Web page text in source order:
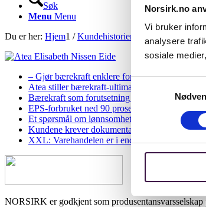
Norsirk.no
Vi bruker
analysere
sosiale
Samtykkevalg
Søk
Menu Menu
Du er her: Hjem1 / Kundehistorier Atea stiller
– Gjør bærekraft enklere for oss
Atea stiller bærekraft-ultimatum til leverandørene
Bærekraft som forutsetning for lønnsomhet hos
EPS-forbruket ned 90 prosent med gjenbruk
Et spørsmål om lønnsomhet og ansvar for
Kundene krever dokumentasjon på
XXL: Varehandelen er i endring
NORSIRK er godkjent som